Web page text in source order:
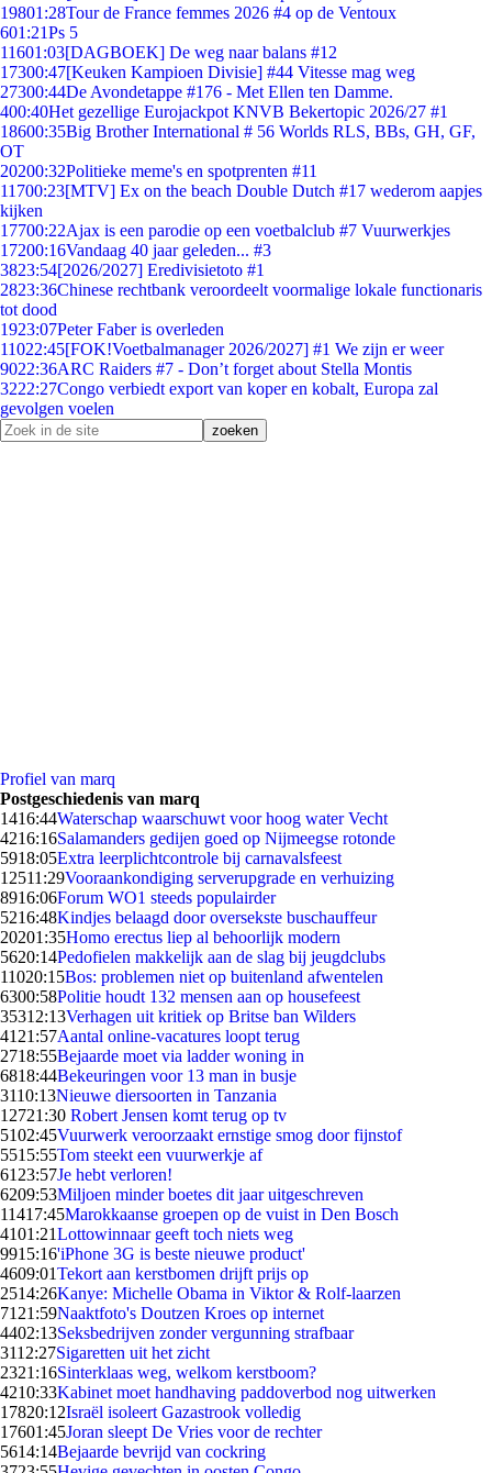
19801:28Tour de France femmes 2026 #4 op de Ventoux
601:21Ps 5
11601:03[DAGBOEK] De weg naar balans #12
17300:47[Keuken Kampioen Divisie] #44 Vitesse mag weg
27300:44De Avondetappe #176 - Met Ellen ten Damme.
400:40Het gezellige Eurojackpot KNVB Bekertopic 2026/27 #1
18600:35Big Brother International # 56 Worlds RLS, BBs, GH, GF,
OT
20200:32Politieke meme's en spotprenten #11
11700:23[MTV] Ex on the beach Double Dutch #17 wederom aapjes
kijken
17700:22Ajax is een parodie op een voetbalclub #7 Vuurwerkjes
17200:16Vandaag 40 jaar geleden... #3
3823:54[2026/2027] Eredivisietoto #1
2823:36Chinese rechtbank veroordeelt voormalige lokale functionaris
tot dood
1923:07Peter Faber is overleden
11022:45[FOK!Voetbalmanager 2026/2027] #1 We zijn er weer
9022:36ARC Raiders #7 - Don’t forget about Stella Montis
3222:27Congo verbiedt export van koper en kobalt, Europa zal
gevolgen voelen
Profiel van marq
Postgeschiedenis van marq
1416:44Waterschap waarschuwt voor hoog water Vecht
4216:16Salamanders gedijen goed op Nijmeegse rotonde
5918:05Extra leerplichtcontrole bij carnavalsfeest
12511:29Vooraankondiging serverupgrade en verhuizing
8916:06Forum WO1 steeds populairder
5216:48Kindjes belaagd door oversekste buschauffeur
20201:35Homo erectus liep al behoorlijk modern
5620:14Pedofielen makkelijk aan de slag bij jeugdclubs
11020:15Bos: problemen niet op buitenland afwentelen
6300:58Politie houdt 132 mensen aan op housefeest
35312:13Verhagen uit kritiek op Britse ban Wilders
41 21:57Aantal online-vacatures loopt terug
2718:55Bejaarde moet via ladder woning in
6818:44Bekeuringen voor 13 man in busje
3110:13Nieuwe diersoorten in Tanzania
12721:30 Robert Jensen komt terug op tv
5102:45Vuurwerk veroorzaakt ernstige smog door fijnstof
5515:55Tom steekt een vuurwerkje af
61 23:57Je hebt verloren!
6209:53Miljoen minder boetes dit jaar uitgeschreven
11417:45Marokkaanse groepen op de vuist in Den Bosch
4101:21Lottowinnaar geeft toch niets weg
9915:16'iPhone 3G is beste nieuwe product'
4609:01Tekort aan kerstbomen drijft prijs op
2514:26Kanye: Michelle Obama in Viktor & Rolf-laarzen
71 21:59Naaktfoto's Doutzen Kroes op internet
4402:13Seksbedrijven zonder vergunning strafbaar
3112:27Sigaretten uit het zicht
2321:16Sinterklaas weg, welkom kerstboom?
4210:33Kabinet moet handhaving paddoverbod nog uitwerken
17820:12Israël isoleert Gazastrook volledig
17601:45Joran sleept De Vries voor de rechter
5614:14Bejaarde bevrijd van cockring